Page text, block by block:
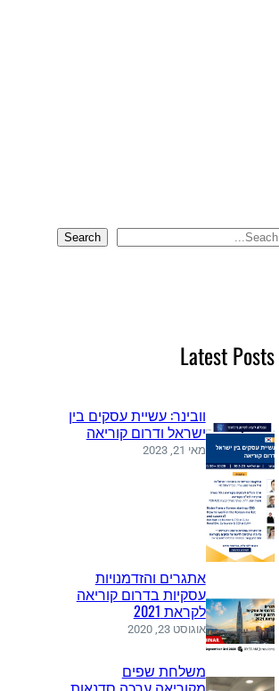
S
Search
Latest Posts
וובינר: עשיית עסקים בין
ישראל ודרום קוריאה
מאי 21, 2023
אתגרים והזדמנויות
עסקיות בדרום קוריאה
לקראת 2021
אוגוסט 23, 2020
משלחת שפים